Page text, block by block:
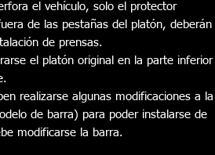
el vehículo, solo el protector
de las pestañas del platón, deberán
de prensas.
el platón original en la parte inferior
realizarse algunas modificaciones a la
de barra) para poder instalarse de
modificarse la barra.